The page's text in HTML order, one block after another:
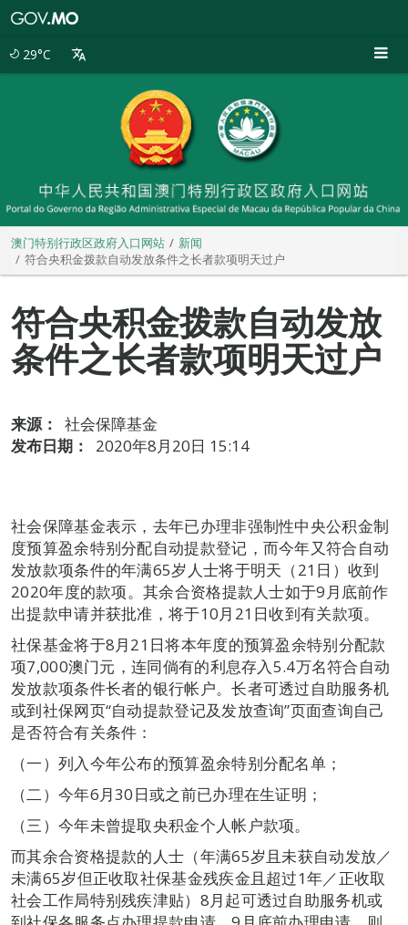
29°C
澳门特别行政区政府入口网站
新闻
符合央积金拨款自动发放条件之长者款项明天过户
符合央积金拨款自动发放
条件之长者款项明天过户
来源：
社会保障基金
发布日期：
2020年8月20日 15:14
社会保障基金表示，去年已办理非强制性中央公积金制
度预算盈余特别分配自动提款登记，而今年又符合自动
发放款项条件的年满65岁人士将于明天（21日）收到
2020年度的款项。其余合资格提款人士如于9月底前作
出提款申请并获批准，将于10月21日收到有关款项。
社保基金将于8月21日将本年度的预算盈余特别分配款
项7,000澳门元，连同倘有的利息存入5.4万名符合自动
发放款项条件长者的银行帐户。长者可透过自助服务机
或到社保网页“自动提款登记及发放查询”页面查询自己
是否符合有关条件：
（一）列入今年公布的预算盈余特别分配名单；
（二）今年6月30日或之前已办理在生证明；
（三）今年未曾提取央积金个人帐户款项。
而其余合资格提款的人士（年满65岁且未获自动发放／
未满65岁但正收取社保基金残疾金且超过1年／正收取
社会工作局特别残疾津贴）8月起可透过自助服务机或